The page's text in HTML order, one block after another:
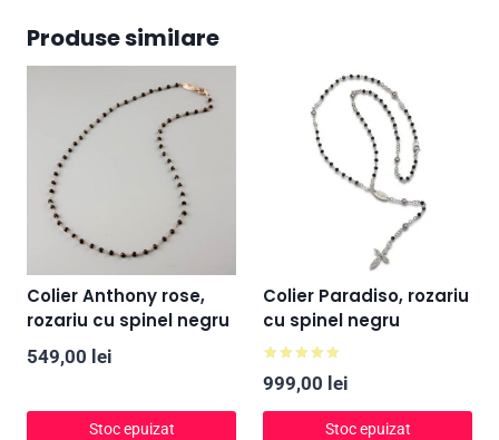
Produse similare
Colier Anthony rose,
rozariu cu spinel negru
549,00 lei
Stoc epuizat
Colier Paradiso, rozariu
cu spinel negru
Evaluat la
5.00
999,00 lei
Stoc epuizat